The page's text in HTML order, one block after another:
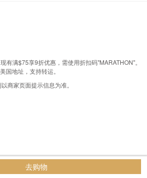
有满$75享9折优惠，需使用折扣码"MARATHON"。
国地址，支持转运。
商家页面提示信息为准。
去购物